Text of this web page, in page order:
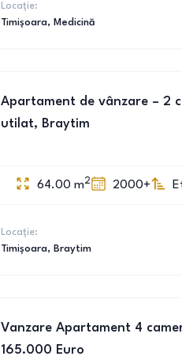
Locație:
Timișoara, Medicină
Apartament de vânzare – 2
utilat, Braytim
64.00 m2 2000+
Locație:
Timișoara, Braytim
Vanzare Apartament 4
165.000 Euro